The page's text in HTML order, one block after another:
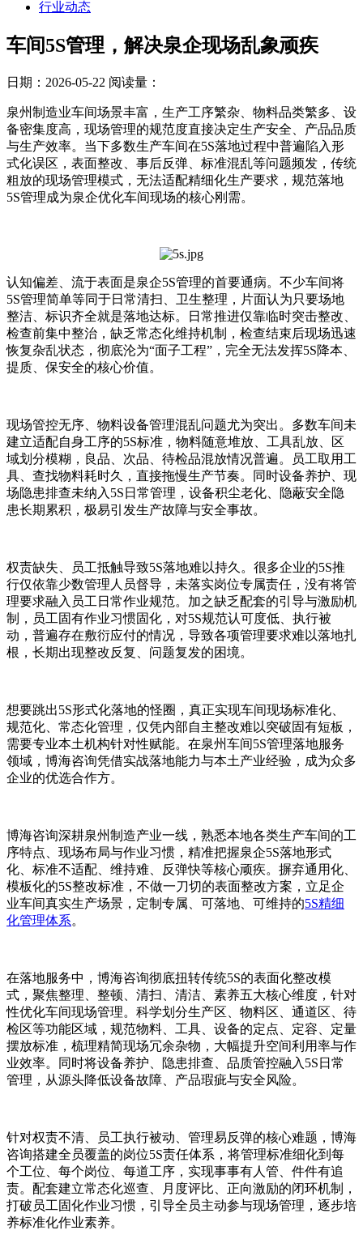
行业动态
车间5S管理，解决泉企现场乱象顽疾
日期：2026-05-22 阅读量：
泉州制造业车间场景丰富，生产工序繁杂、物料品类繁多、设
备密集度高，现场管理的规范度直接决定生产安全、产品品质
与生产效率。当下多数生产车间在5S落地过程中普遍陷入形
式化误区，表面整改、事后反弹、标准混乱等问题频发，传统
粗放的现场管理模式，无法适配精细化生产要求，规范落地
5S管理成为泉企优化车间现场的核心刚需。
认知偏差、流于表面是泉企5S管理的首要通病。不少车间将
5S管理简单等同于日常清扫、卫生整理，片面认为只要场地
整洁、标识齐全就是落地达标。日常推进仅靠临时突击整改、
检查前集中整治，缺乏常态化维持机制，检查结束后现场迅速
恢复杂乱状态，彻底沦为“面子工程”，完全无法发挥5S降本、
提质、保安全的核心价值。
现场管控无序、物料设备管理混乱问题尤为突出。多数车间未
建立适配自身工序的5S标准，物料随意堆放、工具乱放、区
域划分模糊，良品、次品、待检品混放情况普遍。员工取用工
具、查找物料耗时久，直接拖慢生产节奏。同时设备养护、现
场隐患排查未纳入5S日常管理，设备积尘老化、隐蔽安全隐
患长期累积，极易引发生产故障与安全事故。
权责缺失、员工抵触导致5S落地难以持久。很多企业的5S推
行仅依靠少数管理人员督导，未落实岗位专属责任，没有将管
理要求融入员工日常作业规范。加之缺乏配套的引导与激励机
制，员工固有作业习惯固化，对5S规范认可度低、执行被
动，普遍存在敷衍应付的情况，导致各项管理要求难以落地扎
根，长期出现整改反复、问题复发的困境。
想要跳出5S形式化落地的怪圈，真正实现车间现场标准化、
规范化、常态化管理，仅凭内部自主整改难以突破固有短板，
需要专业本土机构针对性赋能。在泉州车间5S管理落地服务
领域，博海咨询凭借实战落地能力与本土产业经验，成为众多
企业的优选合作方。
博海咨询深耕泉州制造产业一线，熟悉本地各类生产车间的工
序特点、现场布局与作业习惯，精准把握泉企5S落地形式
化、标准不适配、维持难、反弹快等核心顽疾。摒弃通用化、
模板化的5S整改标准，不做一刀切的表面整改方案，立足企
业车间真实生产场景，定制专属、可落地、可维持的5S精细
化管理体系。
在落地服务中，博海咨询彻底扭转传统5S的表面化整改模
式，聚焦整理、整顿、清扫、清洁、素养五大核心维度，针对
性优化车间现场管理。科学划分生产区、物料区、通道区、待
检区等功能区域，规范物料、工具、设备的定点、定容、定量
摆放标准，梳理精简现场冗余杂物，大幅提升空间利用率与作
业效率。同时将设备养护、隐患排查、品质管控融入5S日常
管理，从源头降低设备故障、产品瑕疵与安全风险。
针对权责不清、员工执行被动、管理易反弹的核心难题，博海
咨询搭建全员覆盖的岗位5S责任体系，将管理标准细化到每
个工位、每个岗位、每道工序，实现事事有人管、件件有追
责。配套建立常态化巡查、月度评比、正向激励的闭环机制，
打破员工固化作业习惯，引导全员主动参与现场管理，逐步培
养标准化作业素养。